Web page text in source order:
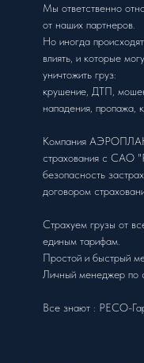
Мы ответственно
от наших партнеров.
Но иногда
влиять, и которые
уничтожить груз:
крушение, ДТП,
нападения, пропажа,
Компания АЭРОПЛАН
страхования с САО
безопасность
договором
Страхуем грузы от
единым тарифам.
Простой и быстрый
Личный менеджер по
Все знают : РЕСО-